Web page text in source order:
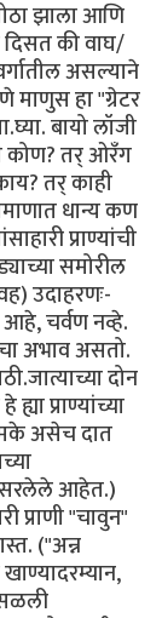
झाला आणि
दिसत की वाघ/
असल्याने
माणुस हा "ग्रेटर
बायो लॉजी
कोण? तर् ओरँग
तर् काही
धान्य कण
प्राण्यांची
समोरील
उदाहरणः-
आहे, चर्वण नव्हे.
अभाव असतो.
दोन
प्राण्यांच्या
असेच दात
आहेत.)
प्राणी "चावुन"
("अन्न